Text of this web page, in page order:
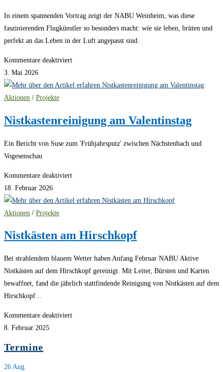
In einem spannenden Vortrag zeigt der NABU Weinheim, was diese
faszinierenden Flugkünstler so besonders macht: wie sie leben, brüten und
perfekt an das Leben in der Luft angepasst sind.
Kommentare deaktiviertfür
zu
Schwalben
27.05.
3. Mai 2026
Aktionen / Projekte
Nistkastenreinigung am Valentinstag
Ein Bericht von Suse zum 'Frühjahrsputz' zwischen Nächstenbach und
Vogesenschau
Kommentare deaktiviertfür
am
18. Februar 2026
Aktionen / Projekte
Nistkästen am Hirschkopf
Bei strahlendem blauem Wetter haben Anfang Februar NABU Aktive
Nistkästen auf dem Hirschkopf gereinigt. Mit Leiter, Bürsten und Karten
bewaffnet, fand die jährlich stattfindende Reinigung von Nistkästen auf dem
Hirschkopf…
Kommentare deaktiviertfür
8. Februar 2025
Termine
26 Aug.